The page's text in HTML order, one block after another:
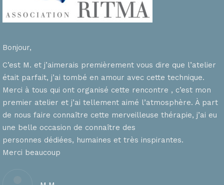
Bonjour,
C’est M. et j’aimerais premièrement vous dire que l’atelier
était parfait, j’ai tombé en amour avec cette technique.
Merci à tous qui ont organisé cette rencontre , c’est mon
premier atelier et j’ai tellement aimé l’atmosphère. À part
de nous faire connaître cette merveilleuse thérapie, j’ai eu
une belle occasion de connaître des
personnes dédiées, humaines et très inspirantes.
Merci beaucoup